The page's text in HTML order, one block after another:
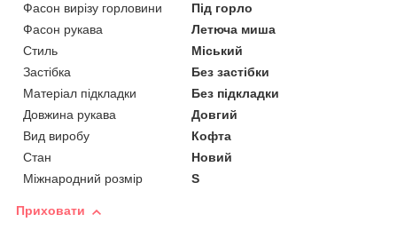
Фасон вирізу горловини
Під горло
Фасон рукава
Летюча миша
Стиль
Міський
Застібка
Без застібки
Матеріал підкладки
Без підкладки
Довжина рукава
Довгий
Вид виробу
Кофта
Стан
Новий
Міжнародний розмір
S
Приховати